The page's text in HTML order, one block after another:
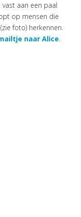
aan een paal
op mensen die
foto) herkennen.
naar Alice.